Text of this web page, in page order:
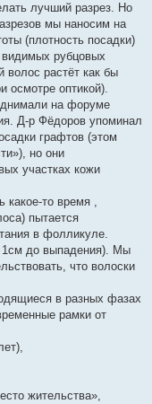
лучший разрез. Но
мы наносим на
(плотность посадки)
рубцовых
волос растёт как бы
осмотре оптикой).
на форуме
Д-р Фёдоров упоминал
графтов (этом
но они
участках кожи
какое-то время ,
пытается
в фолликуле.
1см до выпадения). Мы
что волоски
в разных фазах
рамки от
жительства»,